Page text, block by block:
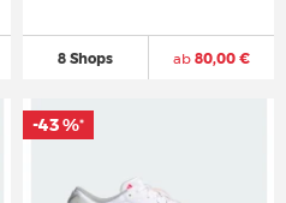
8 Shops ab80,00 €
-43 %*
-43 %*